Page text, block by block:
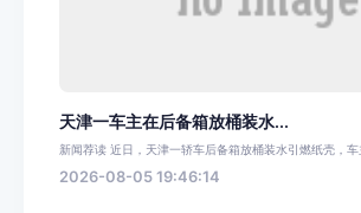
天津一车主在后备箱放桶装水...
新闻荐读 近日，天津一轿车后备箱放桶装水引燃纸壳，
2026-08-05 19:46:14